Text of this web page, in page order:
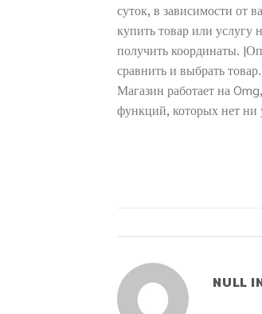
суток, в зависимости от
купить товар или
получить координаты.
сравнить и выбрать
Магазин работает на
функций, которых нет ни
NULL